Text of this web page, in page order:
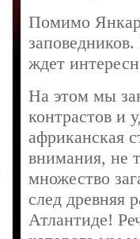
Помимо
ждет
На этом мы
контрастов и
африканская
внимания, не
множество
след древняя
Атлантиде!